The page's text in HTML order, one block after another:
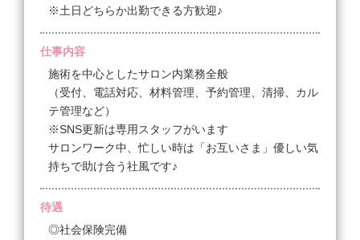
（近隣の同業他社はご遠慮ください）
★扶養の範囲内で働きたいなど希望があれば面談時
＜試用期間あり＞ 〜 3ヶ月 / 時給 1,200円 〜 1,350円
【業務委託】
完全歩合
◆施術料金の45～55％+指名料バック
［歩合について］
売上55万円まで～45％、55万円～65万円は50％、そ
※土日どちらか出勤できる方歓迎♪
仕事内容
施術を中心としたサロン内業務全般
（受付、電話対応、材料管理、予約管理、清掃、カル
テ管理など）
※SNS更新は専用スタッフがいます
サロンワーク中、忙しい時は「お互いさま」優しい気
持ちで助け合う社風です♪
待遇
◎社会保険完備